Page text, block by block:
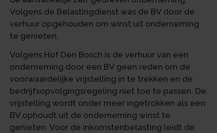
Volgens de Belastingdienst was de BV door de
verhuur opgehouden om winst uit onderneming
te genieten.
Volgens Hof Den Bosch is de verhuur van een
onderneming door een BV geen reden om de
voorwaardelijke vrijstelling in te trekken en de
bedrijfsopvolgingsregeling niet toe te passen. De
vrijstelling wordt onder meer ingetrokken als een
BV ophoudt uit de onderneming winst te
genieten. Voor de inkomstenbelasting leidt de